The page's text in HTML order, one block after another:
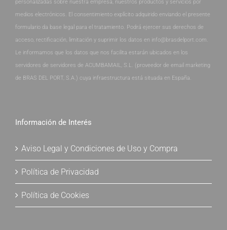
personalizadas sobre nuestra empresa, nuestros productos y servicios por
medios electrónicos. El consentimiento explícito adquirido enviando el presente
formulario da base legal para el tratamiento. Podrá ejercer sus derechos de
acceso, rectificación, limitación y suprimir los datos en info@brasdelport.com.
Le informamos que los datos que nos facilita estarán ubicados en los
servidores de servidores de ACUMBAMAIL, S.L. (proveedor de email marketing
de BRAS DEL PORT, S.A.) cuya infraestructura está situada en España.
Información de Interés
Aviso Legal y Condiciones de Uso y Compra
Política de Privacidad
Política de Cookies